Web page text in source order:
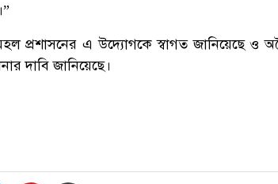
প্রশাসনের এ উদ্যোগকে স্বাগত জানিয়েছে ও
দাবি জানিয়েছে।